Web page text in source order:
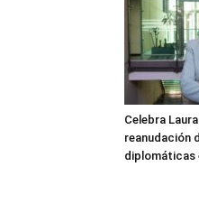
Celebra
reanudación
diplomáticas